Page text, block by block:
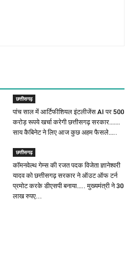
छत्तीसगढ़
पांच साल में आर्टिफीशियल इंटलीजेंस AI पर 500
करोड़ रूपये खर्चा करेगी छत्तीसगढ़ सरकार…….
साय कैबिनेट ने लिए आज कुछ अहम फैसले…..
छत्तीसगढ़
कॉमनवेल्थ गेम्स की रजत पदक विजेता ज्ञानेश्वरी
यादव को छत्तीसगढ़ सरकार ने ऑउट ऑफ टर्न
प्रमोट करके डीएसपी बनाया….. मुख्यमंत्री ने 30
लाख रुपए...